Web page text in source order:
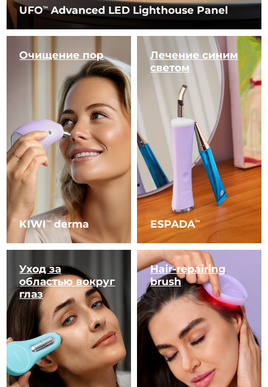
UFOTMAdvanced LED Lighthouse Panel
KIWITMderma
Очищение пор
ESPADATM
Лечениесиним
светом
Уход за
областью вокруг
глаз
Hair-repairing
brush